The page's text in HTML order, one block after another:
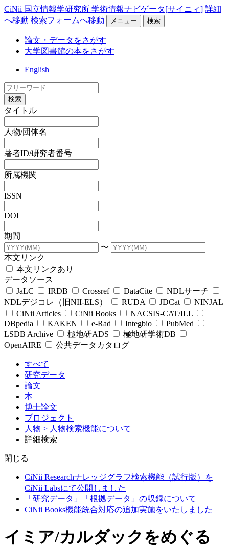
CiNii 国立情報学研究所 学術情報ナビゲータ[サイニィ] 詳細
へ移動 検索フォームへ移動 メニュー 検索
論文・データをさがす
大学図書館の本をさがす
English
検索
タイトル
人物/団体名
著者ID/研究者番号
所属機関
ISSN
DOI
期間
〜
本文リンク
本文リンクあり
データソース
JaLC
IRDB Crossref DataCite
NDLサーチ
NDLデジコレ（旧NII-ELS）
RUDA JDCat
NINJAL
CiNii Articles
CiNii Books
NACSIS-CAT/ILL
DBpedia
KAKEN e-Rad Integbio
PubMed
LSDB Archive
極地研ADS
極地研学術DB
OpenAIRE
公共データカタログ
すべて
研究データ
論文
本
博士論文
プロジェクト
人物 > 人物検索機能について
詳細検索
閉じる
CiNii Researchナレッジグラフ検索機能（試行版）を
CiNii Labsにて公開しました
「研究データ」「根拠データ」の収録について
CiNii Books機能統合対応の追加実施をいたしました
イミア/カルダックをめぐる